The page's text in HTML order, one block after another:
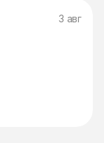
3 авг